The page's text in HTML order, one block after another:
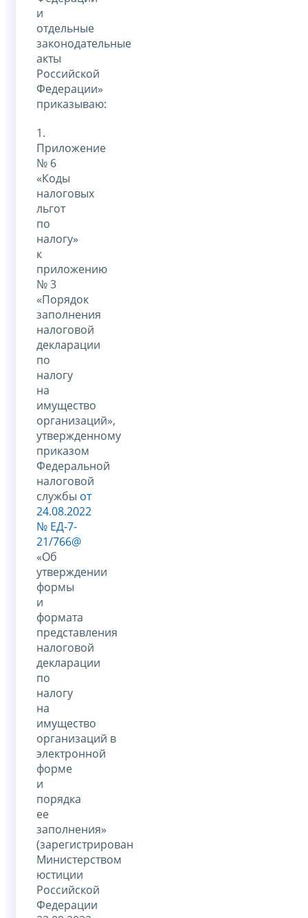
и
отдельные
законодательные
акты
Российской
Федерации»
приказываю:
1.
Приложение
№ 6
«Коды
налоговых
льгот
по
налогу»
к
приложению
№ 3
«Порядок
заполнения
налоговой
декларации
по
налогу
на
имущество
организаций»,
утвержденному
приказом
Федеральной
налоговой
службы от
24.08.2022
№ ЕД-7-
21/766@
«Об
утверждении
формы
и
формата
представления
налоговой
декларации
по
налогу
на
имущество
организаций в
электронной
форме
и
порядка
ее
заполнения»
(зарегистрирован
Министерством
юстиции
Российской
Федерации